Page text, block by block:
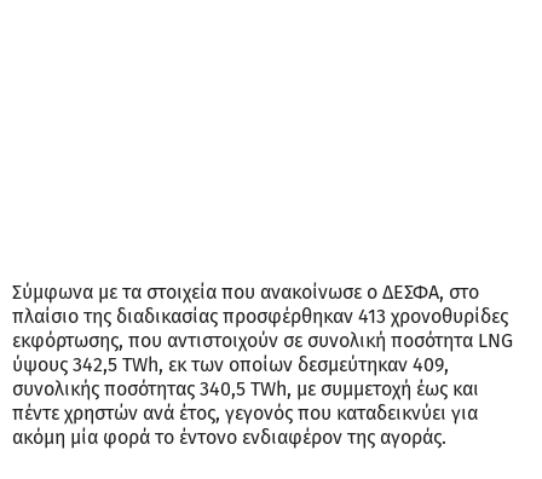
Σύμφωνα με τα στοιχεία που ανακοίνωσε ο ΔΕΣΦΑ, στο
πλαίσιο της διαδικασίας προσφέρθηκαν 413 χρονοθυρίδες
εκφόρτωσης, που αντιστοιχούν σε συνολική ποσότητα LNG
ύψους 342,5 TWh, εκ των οποίων δεσμεύτηκαν 409,
συνολικής ποσότητας 340,5 TWh, με συμμετοχή έως και
πέντε χρηστών ανά έτος, γεγονός που καταδεικνύει για
ακόμη μία φορά το έντονο ενδιαφέρον της αγοράς.